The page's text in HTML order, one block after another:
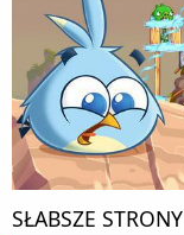
SŁABSZE STRONY